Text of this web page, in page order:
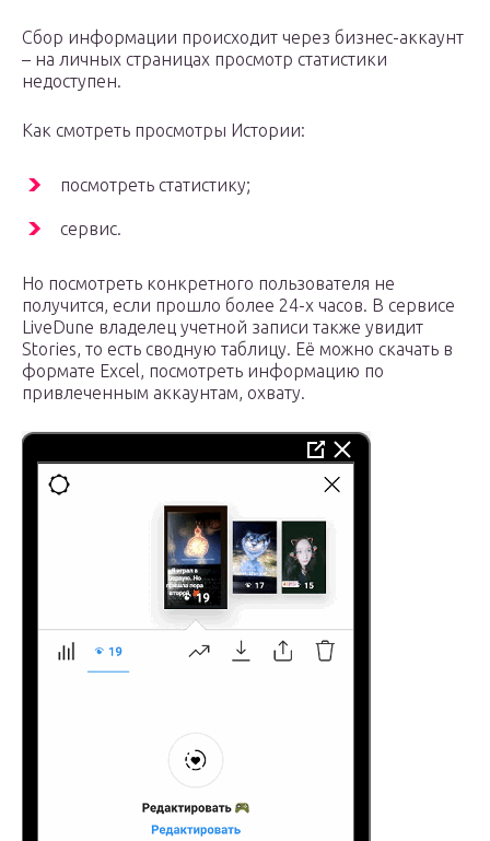
Сбор информации происходит через бизнес-аккаунт
– на личных страницах просмотр статистики
недоступен.
Как смотреть просмотры Истории:
посмотреть статистику;
сервис.
Но посмотреть конкретного пользователя не
получится, если прошло более 24-х часов. В сервисе
LiveDune владелец учетной записи также увидит
Stories, то есть сводную таблицу. Её можно скачать в
формате Excel, посмотреть информацию по
привлеченным аккаунтам, охвату.